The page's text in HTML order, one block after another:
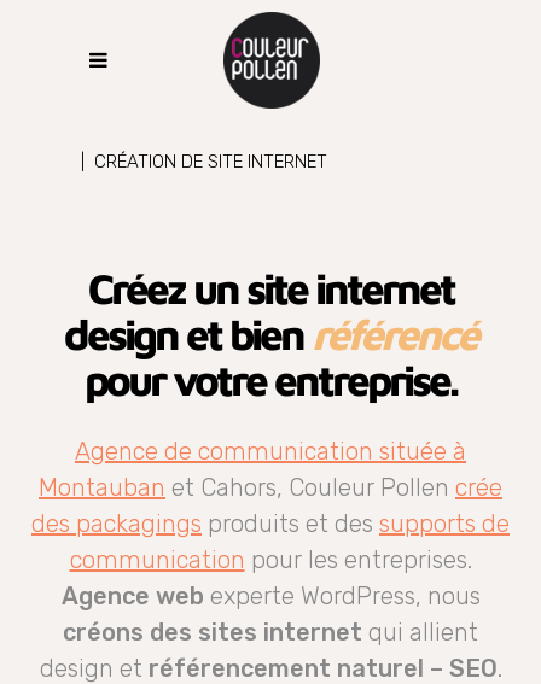
CRÉATION DE SITE INTERNET
Créez un site internet
design et bien référencé
pour votre entreprise.
Agence de communication située à
Montauban et Cahors, Couleur Pollen crée
des packagings produits et des supports de
communication pour les entreprises.
Agence web experte WordPress, nous
créons des sites internet qui allient
design et référencement naturel – SEO.